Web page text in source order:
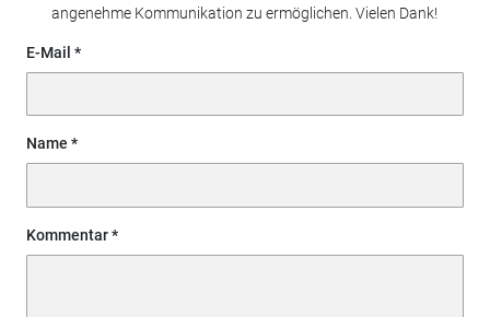
angenehme Kommunikation zu ermöglichen. Vielen Dank!
E-Mail
Name
Kommentar